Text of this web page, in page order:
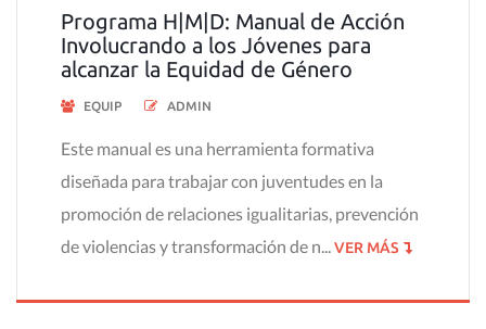
Programa H|M|D: Manual de Acción
Involucrando a los Jóvenes para
alcanzar la Equidad de Género
EQUIP ADMIN
Este manual es una herramienta formativa
diseñada para trabajar con juventudes en la
promoción de relaciones igualitarias, prevención
de violencias y transformación de n...VER MÁS